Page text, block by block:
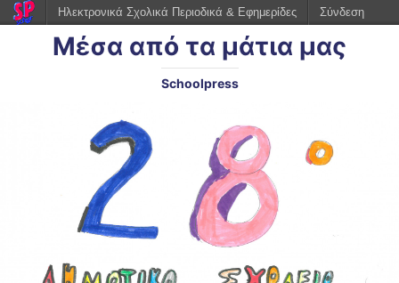
Μέσα από τα μάτια μας
Schoolpress
Ηλεκτρονικά Σχολικά Περιοδικά & Εφημερίδες Σύνδεση